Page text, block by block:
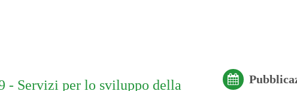
- Servizi per lo sviluppo della